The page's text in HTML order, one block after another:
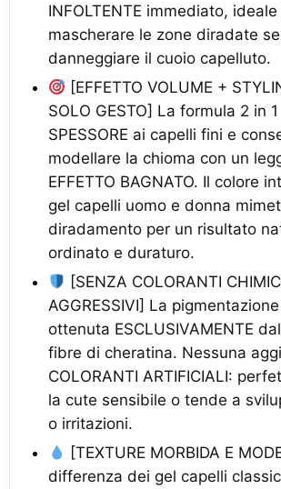
INFOLTENTE immediato,
mascherare le zone diradate
danneggiare il cuoio capelluto.
[EFFETTO VOLUME +
SOLO GESTO] La formula 2 in
SPESSORE ai capelli fini e
modellare la chioma con un
EFFETTO BAGNATO. Il colore
gel capelli uomo e donna
diradamento per un risultato
ordinato e duraturo.
[SENZA COLORANTI
AGGRESSIVI] La
ottenuta ESCLUSIVAMENTE
fibre di cheratina. Nessuna
COLORANTI ARTIFICIALI:
la cute sensibile o tende a
o irritazioni.
[TEXTURE MORBIDA E
differenza dei gel capelli